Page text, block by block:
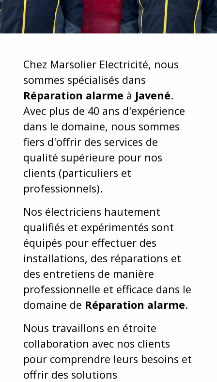
Chez Marsolier Electricité, nous
sommes spécialisés dans
Réparation alarme à Javené.
Avec plus de 40 ans d'expérience
dans le domaine, nous sommes
fiers d'offrir des services de
qualité supérieure pour nos
clients (particuliers et
professionnels).
Nos électriciens hautement
qualifiés et expérimentés sont
équipés pour effectuer des
installations, des réparations et
des entretiens de manière
professionnelle et efficace dans le
domaine de Réparation alarme.
Nous travaillons en étroite
collaboration avec nos clients
pour comprendre leurs besoins et
offrir des solutions